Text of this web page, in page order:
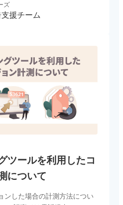
が続きます。 登録が増えて
れ […...
ズ
援チーム
ツールを利用したコ
について
ンした場合の計測方法につい